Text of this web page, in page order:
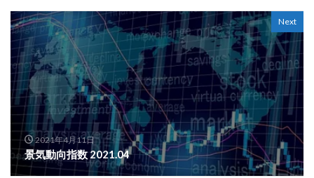
Next
2021年4月11日
景気動向指数 2021.04